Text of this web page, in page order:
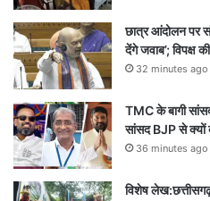
छात्र आंदोलन पर
देंगे जवाब’; विपक्ष
32 minutes ago
TMC के बागी
सांसद BJP से क्यों
36 minutes ago
विशेष